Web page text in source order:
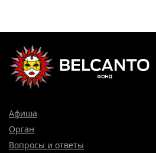
Афиша
Орган
Вопросы и ответы